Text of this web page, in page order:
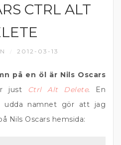
CTRL ALT
2012-03-13
på en öl är Nils Oscars
just Ctrl Alt Delete. En
udda namnet gör att jag
Nils Oscars hemsida: